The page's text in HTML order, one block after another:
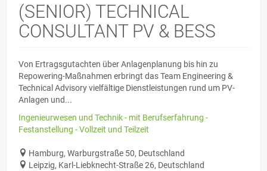
(SENIOR) TECHNICAL
CONSULTANT PV & BESS
Von Ertragsgutachten über Anlagenplanung bis hin zu
Repowering-Maßnahmen erbringt das Team Engineering &
Technical Advisory vielfältige Dienstleistungen rund um PV-
Anlagen und...
Ingenieurwesen und Technik - mit Berufserfahrung -
Festanstellung - Vollzeit und Teilzeit
Hamburg, Warburgstraße 50, Deutschland
Leipzig, Karl-Liebknecht-Straße 26, Deutschland